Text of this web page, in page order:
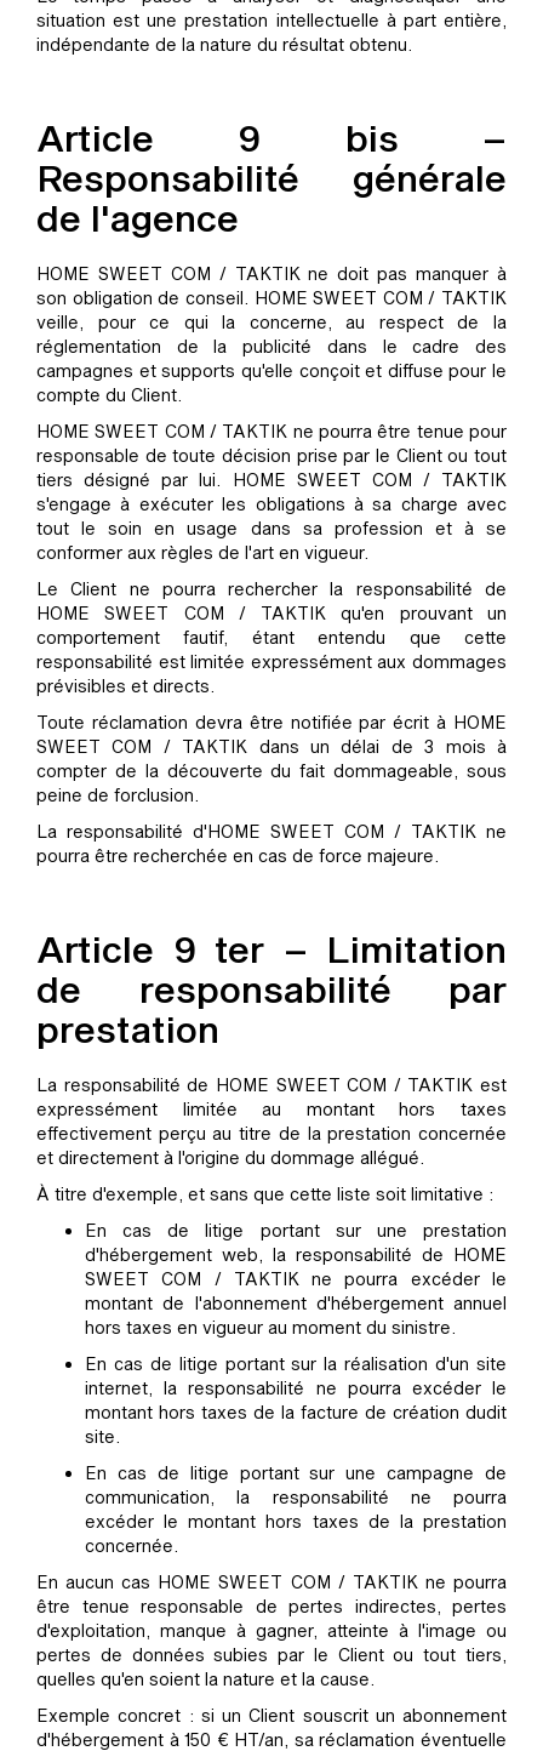
situation est une prestation intellectuelle à part entière,
indépendante de la nature du résultat obtenu.
Article 9 bis –
Responsabilité générale
de l'agence
HOME SWEET COM / TAKTIK ne doit pas manquer à
son obligation de conseil. HOME SWEET COM / TAKTIK
veille, pour ce qui la concerne, au respect de la
réglementation de la publicité dans le cadre des
campagnes et supports qu'elle conçoit et diffuse pour le
compte du Client.
HOME SWEET COM / TAKTIK ne pourra être tenue pour
responsable de toute décision prise par le Client ou tout
tiers désigné par lui. HOME SWEET COM / TAKTIK
s'engage à exécuter les obligations à sa charge avec
tout le soin en usage dans sa profession et à se
conformer aux règles de l'art en vigueur.
Le Client ne pourra rechercher la responsabilité de
HOME SWEET COM / TAKTIK qu'en prouvant un
comportement fautif, étant entendu que cette
responsabilité est limitée expressément aux dommages
prévisibles et directs.
Toute réclamation devra être notifiée par écrit à HOME
SWEET COM / TAKTIK dans un délai de 3 mois à
compter de la découverte du fait dommageable, sous
peine de forclusion.
La responsabilité d'HOME SWEET COM / TAKTIK ne
pourra être recherchée en cas de force majeure.
Article 9 ter – Limitation
de responsabilité par
prestation
La responsabilité de HOME SWEET COM / TAKTIK est
expressément limitée au montant hors taxes
effectivement perçu au titre de la prestation concernée
et directement à l'origine du dommage allégué.
À titre d'exemple, et sans que cette liste soit limitative :
En cas de litige portant sur une prestation
d'hébergement web, la responsabilité de HOME
SWEET COM / TAKTIK ne pourra excéder le
montant de l'abonnement d'hébergement annuel
hors taxes en vigueur au moment du sinistre.
En cas de litige portant sur la réalisation d'un site
internet, la responsabilité ne pourra excéder le
montant hors taxes de la facture de création dudit
site.
En cas de litige portant sur une campagne de
communication, la responsabilité ne pourra
excéder le montant hors taxes de la prestation
concernée.
En aucun cas HOME SWEET COM / TAKTIK ne pourra
être tenue responsable de pertes indirectes, pertes
d'exploitation, manque à gagner, atteinte à l'image ou
pertes de données subies par le Client ou tout tiers,
quelles qu'en soient la nature et la cause.
Exemple concret : si un Client souscrit un abonnement
d'hébergement à 150 € HT/an, sa réclamation éventuelle